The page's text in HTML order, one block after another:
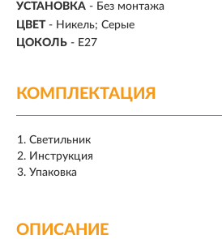
УСТАНОВКА - Без монтажа
ЦВЕТ - Никель; Серые
ЦОКОЛЬ - E27
КОМПЛЕКТАЦИЯ
Светильник
Инструкция
Упаковка
ОПИСАНИЕ